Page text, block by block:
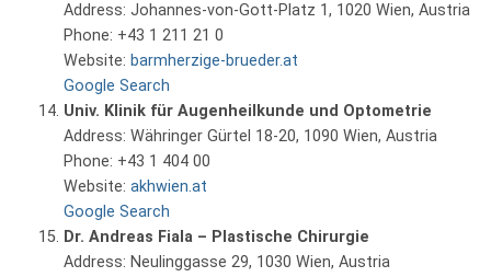
Address: Johannes-von-Gott-Platz 1, 1020 Wien, Austria
Phone: +43 1 211 21 0
Website: barmherzige-brueder.at
Google Search
Univ. Klinik für Augenheilkunde und Optometrie
Address: Währinger Gürtel 18-20, 1090 Wien, Austria
Phone: +43 1 404 00
Website: akhwien.at
Google Search
Dr. Andreas Fiala – Plastische Chirurgie
Address: Neulinggasse 29, 1030 Wien, Austria